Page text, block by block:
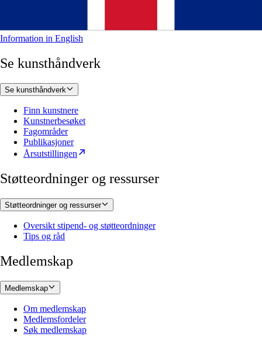
Information in English
Se kunsthåndverk
Se kunsthåndverk
Finn kunstnere
Kunstnerbesøket
Fagområder
Publikasjoner
Årsutstillingen
Støtteordninger og ressurser
Støtteordninger og ressurser
Oversikt stipend- og støtteordninger
Tips og råd
Medlemskap
Medlemskap
Om medlemskap
Medlemsfordeler
Søk medlemskap